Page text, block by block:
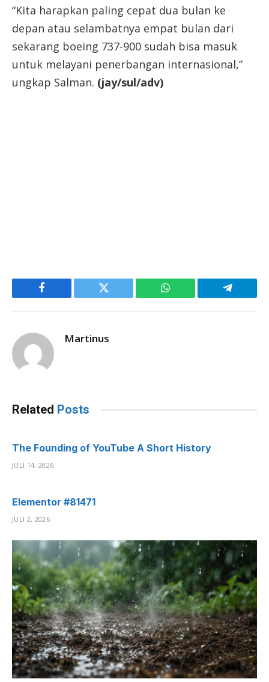
“Kita harapkan paling cepat dua bulan ke
depan atau selambatnya empat bulan dari
sekarang boeing 737-900 sudah bisa masuk
untuk melayani penerbangan internasional,”
ungkap Salman. (jay/sul/adv)
Facebook Twitter WhatsApp Telegram
Martinus
Related Posts
The Founding of YouTube A Short History
JULI 14, 2026
Elementor #81471
JULI 2, 2026